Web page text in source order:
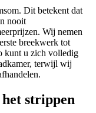
Dit betekent dat
nooit
Wij nemen
breekwerk tot
kunt u zich volledig
terwijl wij
strippen